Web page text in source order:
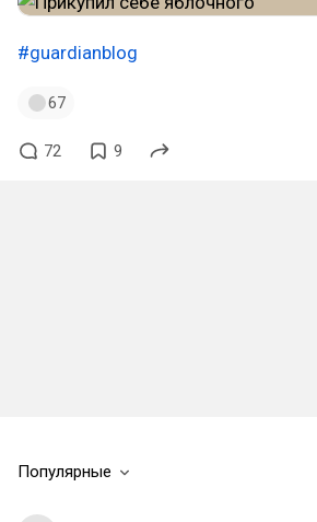
#guardianblog
67
72 9
Популярные